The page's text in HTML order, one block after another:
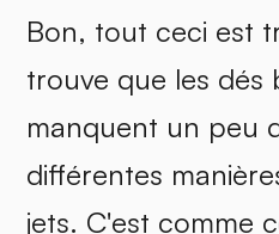
Bon, tout ceci est
trouve que les dés
manquent un peu
différentes
jets. C'est comme